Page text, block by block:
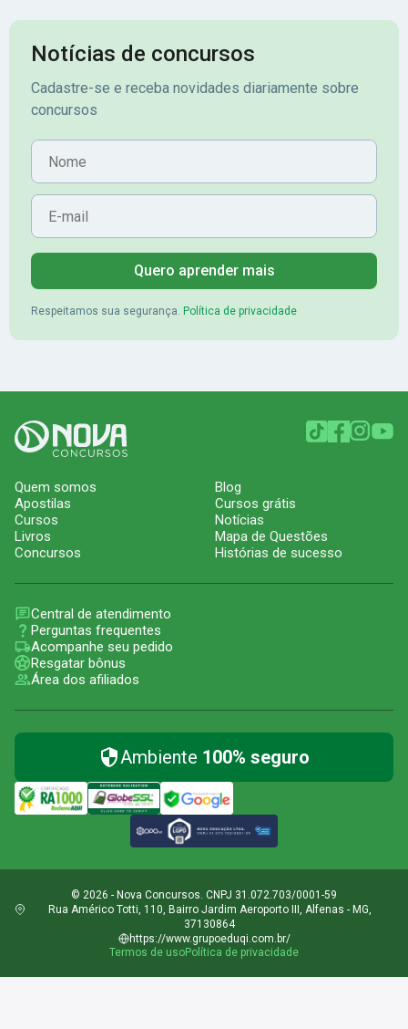
Notícias de concursos
Cadastre-se e receba novidades diariamente sobre
concursos
Nome
E-mail
Quero aprender mais
Respeitamos sua segurança. Política de privacidade
Quem somos
Apostilas
Cursos
Livros
Concursos
Blog
Cursos grátis
Notícias
Mapa de Questões
Histórias de sucesso
Central de atendimento
Perguntas frequentes
Acompanhe seu pedido
Resgatar bônus
Área dos afiliados
Ambiente 100% seguro
© 2026 - Nova Concursos. CNPJ 31.072.703/0001-59
Rua Américo Totti, 110, Bairro Jardim Aeroporto III, Alfenas - MG,
37130864
https://www.grupoeduqi.com.br/
Termos de usoPolítica de privacidade